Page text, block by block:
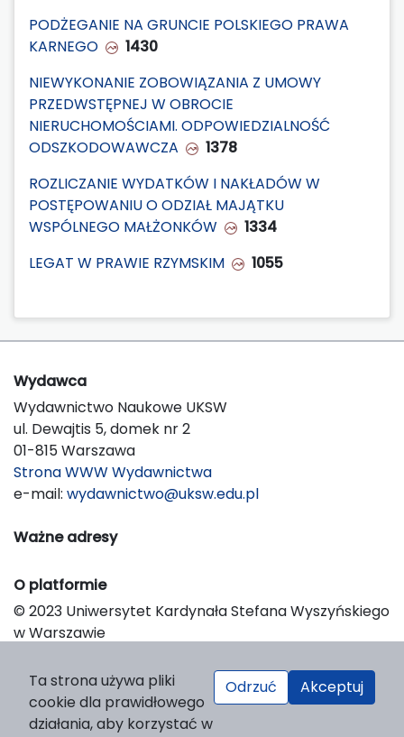
PODŻEGANIE NA GRUNCIE POLSKIEGO PRAWA
KARNEGO
1430
NIEWYKONANIE ZOBOWIĄZANIA Z UMOWY
PRZEDWSTĘPNEJ W OBROCIE
NIERUCHOMOŚCIAMI. ODPOWIEDZIALNOŚĆ
ODSZKODOWAWCZA
1378
ROZLICZANIE WYDATKÓW I NAKŁADÓW W
POSTĘPOWANIU O ODZIAŁ MAJĄTKU
WSPÓLNEGO MAŁŻONKÓW
1334
LEGAT W PRAWIE RZYMSKIM
1055
Wydawca
Wydawnictwo Naukowe UKSW
ul. Dewajtis 5, domek nr 2
01-815 Warszawa
Strona WWW Wydawnictwa
e-mail: wydawnictwo@uksw.edu.pl
Ważne adresy
O platformie
© 2023 Uniwersytet Kardynała Stefana Wyszyńskiego
w Warszawie
Platform & Workflow by OJS/PKP
Ta strona używa pliki
cookie dla prawidłowego
działania, aby korzystać w
Odrzuć Akceptuj